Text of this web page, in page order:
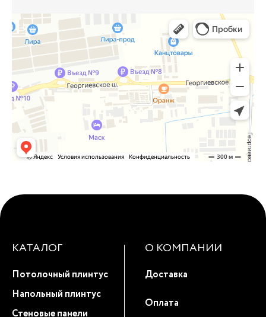
КАТАЛОГ
Потолочный плинтус
Напольный плинтус
Стеновые панели
О КОМПАНИИ
Доставка
Оплата